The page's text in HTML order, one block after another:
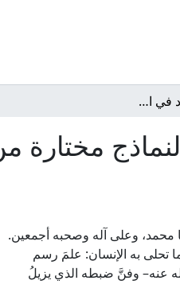
اختيارات الإمام أبي داود في الرسم القرآني: دراسة لنماذج مختارة من كتابه مختصر التبيين لهجاء التنزيل"
مختارة
تحلى به الإنسان: علمَ رسم
عنه– وفنَّ ضبطه الذي يزيلُ